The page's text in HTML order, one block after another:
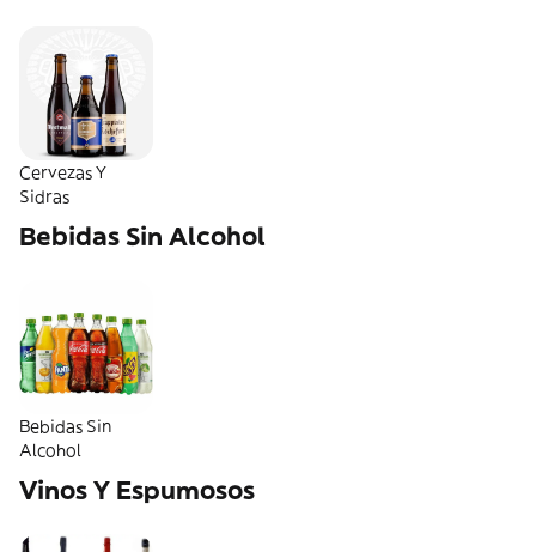
Cervezas Y
Sidras
Bebidas Sin Alcohol
Bebidas Sin
Alcohol
Vinos Y Espumosos